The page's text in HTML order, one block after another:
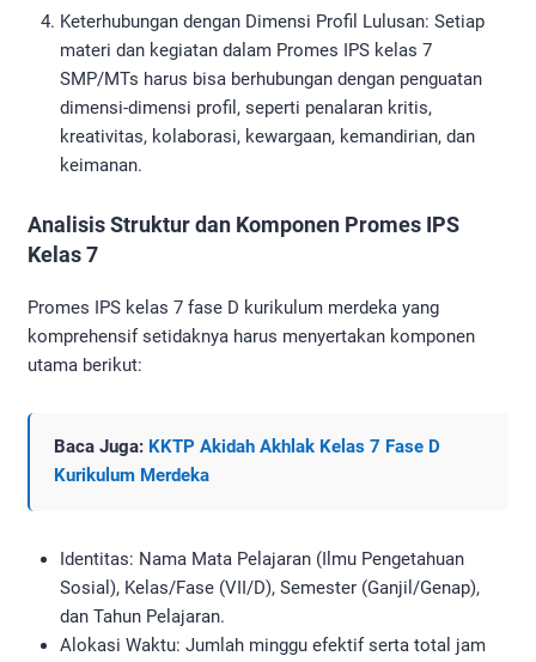
Keterhubungan dengan Dimensi Profil Lulusan: Setiap
materi dan kegiatan dalam Promes IPS kelas 7
SMP/MTs harus bisa berhubungan dengan penguatan
dimensi-dimensi profil, seperti penalaran kritis,
kreativitas, kolaborasi, kewargaan, kemandirian, dan
keimanan.
Analisis Struktur dan Komponen Promes IPS
Kelas 7
Promes IPS kelas 7 fase D kurikulum merdeka yang
komprehensif setidaknya harus menyertakan komponen
utama berikut:
Baca Juga: KKTP Akidah Akhlak Kelas 7 Fase D
Kurikulum Merdeka
Identitas: Nama Mata Pelajaran (Ilmu Pengetahuan
Sosial), Kelas/Fase (VII/D), Semester (Ganjil/Genap),
dan Tahun Pelajaran.
Alokasi Waktu: Jumlah minggu efektif serta total jam